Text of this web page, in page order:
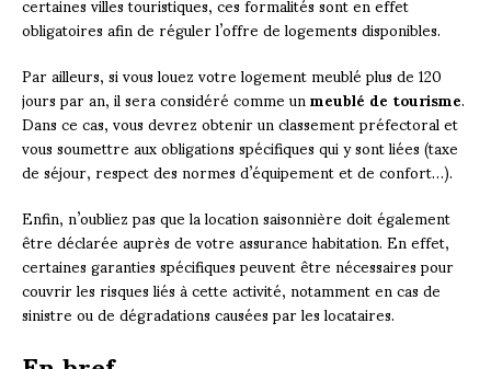
obligatoires afin de réguler l’offre de logements disponibles.
Par ailleurs, si vous louez votre logement meublé plus de 120
jours par an, il sera considéré comme unmeublé de tourisme.
Dans ce cas, vous devrez obtenir un classement préfectoral et
vous soumettre aux obligations spécifiques qui y sont liées (taxe
de séjour, respect des normes d’équipement et de confort…).
Enfin, n’oubliez pas que la location saisonnière doit également
être déclarée auprès de votre assurance habitation. En effet,
certaines garanties spécifiques peuvent être nécessaires pour
couvrir les risques liés à cette activité, notamment en cas de
sinistre ou de dégradations causées par les locataires.